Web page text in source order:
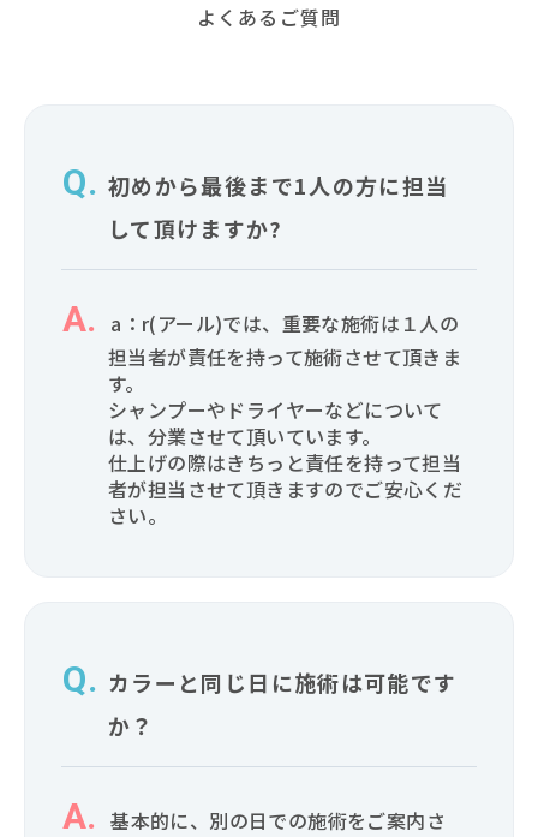
よくあるご質問
初めから最後まで1人の方に担当
して頂けますか?
a：r(アール)では、重要な施術は１人の
担当者が責任を持って施術させて頂きま
す。
シャンプーやドライヤーなどについて
は、分業させて頂いています。
仕上げの際はきちっと責任を持って担当
者が担当させて頂きますのでご安心くだ
さい。
カラーと同じ日に施術は可能です
か？
基本的に、別の日での施術をご案内さ